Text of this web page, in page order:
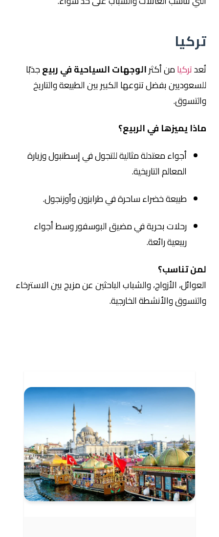
تركيا
تُعدتركيامن أكثرالوجهات السياحية في ربيعجذبًا
للسعوديين بفضل تنوعها الكبير بين الطبيعة والتاريخ
والتسوق.
ماذا يميزها في الربيع؟
أجواء معتدلة مثالية للتجول فيإسطنبولوزيارة
المعالم التاريخية.
طبيعة خضراء ساحرة فيطرابزونوأوزنجول.
رحلات بحرية في مضيق البوسفور وسط أجواء
ربيعية رائعة.
لمن تناسب؟
العوائل، الأزواج، والشباب الباحثين عن مزيج بين الاسترخاء
والتسوق والأنشطة الخارجية.